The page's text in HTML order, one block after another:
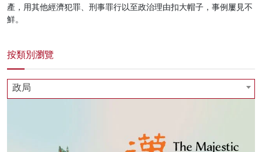
產，用其他經濟犯罪、刑事罪行以至政治理由扣大帽子，事例屢見不
鮮。
按類別瀏覽
政局